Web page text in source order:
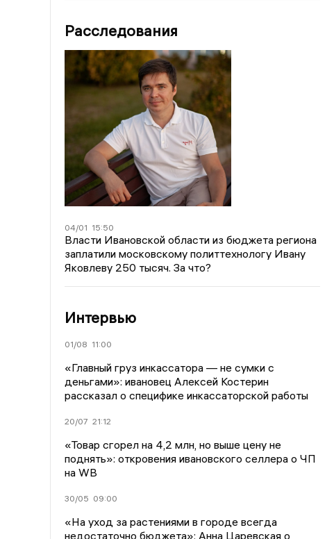
Расследования
04/01 15:50
Власти Ивановской области из бюджета региона
заплатили московскому политтехнологу Ивану
Яковлеву 250 тысяч. За что?
Интервью
01/08 11:00
«Главный груз инкассатора — не сумки с
деньгами»: ивановец Алексей Костерин
рассказал о специфике инкассаторской работы
20/07 21:12
«Товар сгорел на 4,2 млн, но выше цену не
поднять»: откровения ивановского селлера о ЧП
на WB
30/05 09:00
«На уход за растениями в городе всегда
недостаточно бюджета»: Анна Царевская о